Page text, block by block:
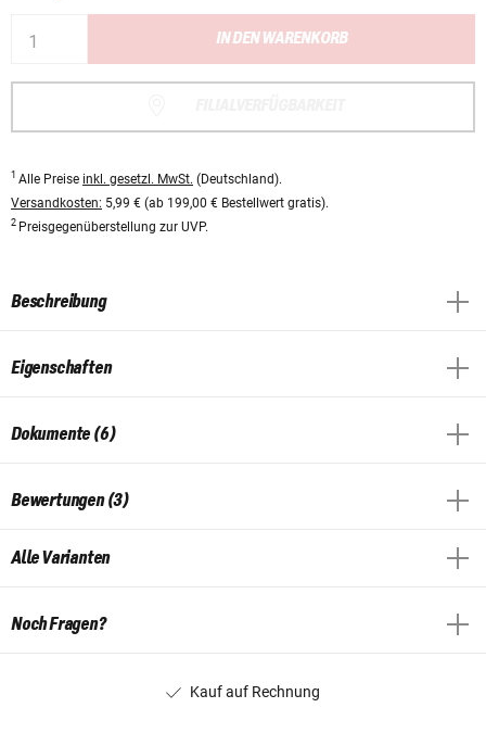
IN DEN WARENKORB
1 Alle Preise inkl. gesetzl. MwSt. (Deutschland).
Versandkosten: 5,99 € (ab 199,00 € Bestellwert gratis).
2 Preisgegenüberstellung zur UVP.
Beschreibung
Eigenschaften
Dokumente (6)
Bewertungen (3)
Alle Varianten
Noch Fragen?
Kauf auf Rechnung